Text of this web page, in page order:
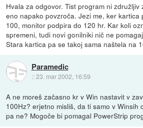
Hvala za odgovor. Tist program ni združljiv
eno napako povzroča. Jezi me, ker kartica
100, monitor podpira do 120 hr. Kar koli
spremeni, tudi novi gonilniki nič ne
Stara kartica pa se takoj sama naštela na
Paramedic
::23. mar 2002, 16:59
A ne moreš začasno kr v Win nastavit v
100Hz? erjetno misliš, da ti samo v Winsih
pa ne? Mogoče bi pomagal PowerStrip